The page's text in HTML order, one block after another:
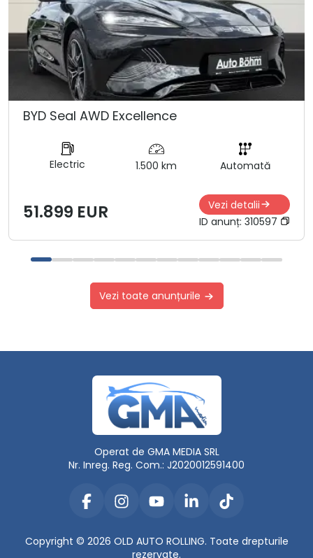
BYD Seal AWD Excellence
Electric 1.500 km Automată
51.899 EUR
Vezi detalii
ID anunț: 310597
Vezi toate anunțurile
Operat de GMA MEDIA SRL
Nr. Inreg. Reg. Com.: J2020012591400
Copyright © 2026 OLD AUTO ROLLING. Toate drepturile
rezervate.